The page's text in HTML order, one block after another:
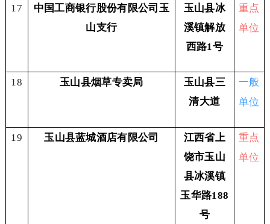
17
中国工商银行股份有限公司玉
山支行
玉山县冰
溪镇解放
西路1号
重点
单位
18 玉山县烟草专卖局
玉山县三
清大道
一般
单位
19 玉山县蓝城酒店有限公司
江西省上
饶市玉山
县冰溪镇
玉华路188
号
重点
单位